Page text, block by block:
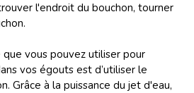
l'endroit du bouchon, tourner
vous pouvez utiliser pour
vos égouts est d’utiliser le
Grâce à la puissance du jet d'eau,